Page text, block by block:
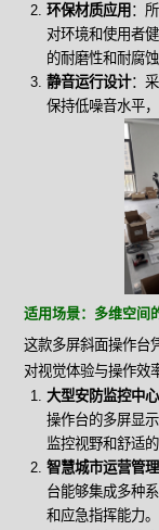
环保材质应用 ：
对环境和使用者
的耐磨性和耐腐蚀
静音运行设计：
保持低噪音水平
适用场景：多维空间
这款多屏斜面操作台
对视觉体验与操作效
大型安防监控中
操作台的多屏显
监控视野和舒适的
智慧城市运营管
台能够集成多种
和应急指挥能力。